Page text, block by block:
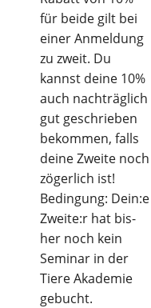
für bei­de gilt bei
einer Anmel­dung
zu zweit. Du
kannst dei­ne 10%
auch nach­träg­lich
gut geschrie­ben
bekom­men, falls
dei­ne Zwei­te noch
zöger­lich ist!
Bedin­gung: Dein:e
Zweite:r hat bis­
her noch kein
Semi­nar in der
Tie­re Aka­de­mie
gebucht.